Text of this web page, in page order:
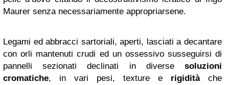
Maurer senza necessariamente appropriarsene.
Legami ed abbracci sartoriali, aperti, lasciati a decantare
con orli mantenuti crudi ed un ossessivo susseguirsi di
pannelli sezionati declinati in diverse soluzioni
cromatiche, in vari pesi, texture e rigiditàche